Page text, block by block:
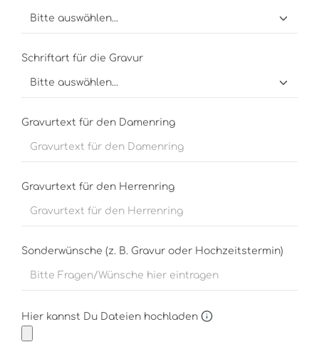
Schriftart für die Gravur
Gravurtext für den Damenring
Gravurtext für den Herrenring
Sonderwünsche (z. B. Gravur oder Hochzeitstermin)
Hier kannst Du Dateien hochladen